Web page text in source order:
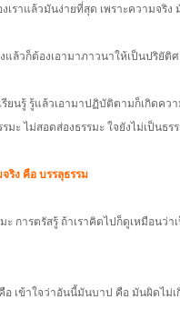
งเราแล้วมันง่ายที่สุด เพราะความจริง
แล้วก็ต้องเอามาภาวนาให้เป็นปริยั
รียนรู้ รู้แล้วเอามาปฏิบัติตามก็เกิดค
รมะ ไม่สอดส่องธรรมะ ใจยังไม่เป็น
ริง คือ บรรลุธรรม
ะ การตรัสรู้ ถ้าเราคิดไปก็ดูเหมือนว่
อ เข้าใจว่าอันนี้มันบาป คือ มันผิดไม่